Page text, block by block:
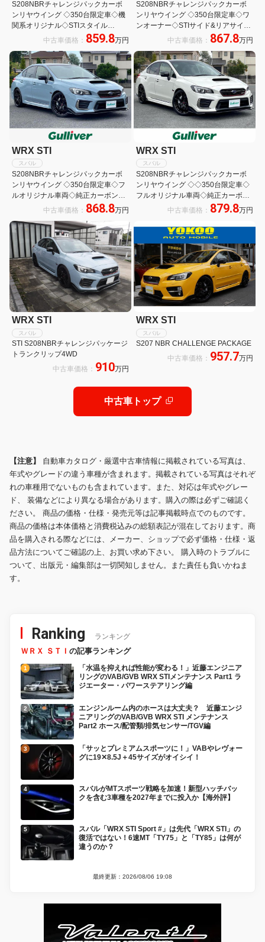
S208NBRチャレンジパックカーボ
ンリヤウイング ◇350台限定車◇機
関系オリジナル◇STIスタイル
PKG◇純正カーボンルーフ◇純正カ
BBS19AW◇純正ブレンボ◇純正レ
カロレザーシート◇純正8型ナビ/フ
ルセグTV
中古車価格： 859.8万円
S208NBRチャレンジパックカーボ
ンリヤウイング ◇350台限定車◇ワ
ンオーナー◇STIサイド&リアサイド
◇純正カーボンルーフ◇純正カーボ
AW◇純正ブレンボ◇純正レカロレ
ザーシート◇AセーフティPKG
中古車価格： 867.8万円
WRX STI
スバル
S208NBRチャレンジパックカーボ
ンリヤウイング ◇350台限定車◇フ
ルオリジナル車両◇純正カーボンル
ーフ◇純正カーボンリアウイング◇
ボ◇純正9型ナビ/フルセグTV◇Aセ
ーフティPKG
中古車価格： 868.8万円
WRX STI
スバル
S208NBRチャレンジパックカーボ
ンリヤウイング ◇◇350台限定車◇
フルオリジナル車両◇純正カーボン
ルーフ◇純正カーボンリアウイング
ンボ◇純正レカロレザーシート
◇DIATONE SOUNDナビ/フルセグ
TV
中古車価格： 879.8万円
WRX STI
スバル
STI S208NBRチャレンジパッケージ
トランクリップ4WD
中古車価格： 910万円
WRX STI
スバル
S207 NBR CHALLENGE PACKAGE
中古車価格： 957.7万円
中古車トップ
【注意】 自動車カタログ・厳選中古車情報に掲載されている写真は、
年式やグレードの違う車種が含まれます。掲載されている写真はそれぞ
れの車種用でないものも含まれています。また、対応は年式やグレー
ド、 装備などにより異なる場合があります。購入の際は必ずご確認く
ださい。 商品の価格・仕様・発売元等は記事掲載時点でのものです。
商品の価格は本体価格と消費税込みの総額表記が混在しております。商
品を購入される際などには、メーカー、ショップで必ず価格・仕様・返
品方法についてご確認の上、お買い求め下さい。 購入時のトラブルに
ついて、出版元・編集部は一切関知しません。また責任も負いかねま
す。
Ranking ランキング
ＷＲＸ ＳＴＩ の記事ランキング
「水温を抑えれば性能が変わる！」近藤エンジニア
リングのVAB/GVB WRX STIメンテナンス Part1 ラ
ジエーター・パワーステアリング編
エンジンルーム内のホースは大丈夫？ 近藤エンジ
ニアリングのVAB/GVB WRX STI メンテナンス
Part2 ホース/配管類/排気センサー/TGV編
「サッとプレミアムスポーツに！」VABやレヴォー
グに19✕8.5J＋45サイズがオイシイ！
スバルがMTスポーツ戦略を加速！新型ハッチバッ
クを含む3車種を2027年までに投入か【海外評】
スバル「WRX STI Sport #」は先代「WRX STI」の
復活ではない！6速MT「TY75」と「TY85」は何が
違うのか？
最終更新：2026/08/06 19:08